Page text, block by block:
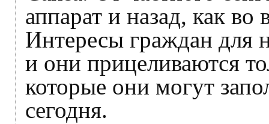
аппарат и назад, как
Интересы граждан для
и они прицеливаются
которые они могут
сегодня.